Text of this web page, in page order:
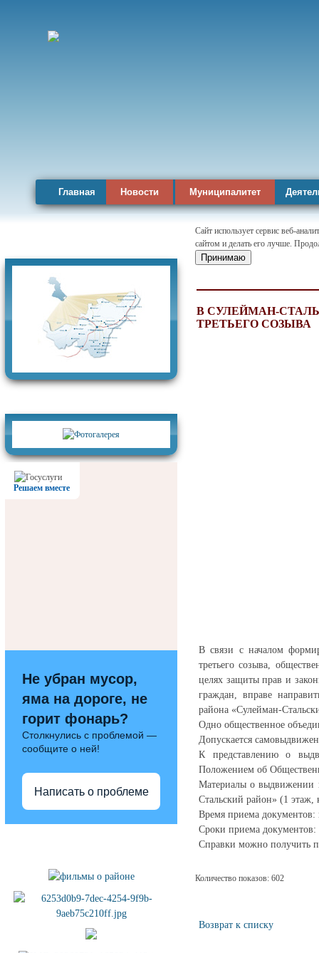
Главная Новости Муниципалитет
Решаем вместе
Не убран мусор,
яма на дороге, не
горит фонарь?
Столкнулись с проблемой —
сообщите о ней!
Написать о проблеме
Сайт использует сервис веб-
сайтом и делать его лучше.
Принимаю
В СУЛЕЙМАН-
ТРЕТЬЕГО СОЗЫВА
В связи с началом
третьего созыва,
целях защиты прав и
граждан, вправе
района «Сулейман-
Одно общественное
Допускается
К представлению о
Положением об
Материалы о выдвижении
Стальский район» (1
Время приема документов:
Сроки приема
Справки можно получить
Количество показов: 602
Возврат к списку